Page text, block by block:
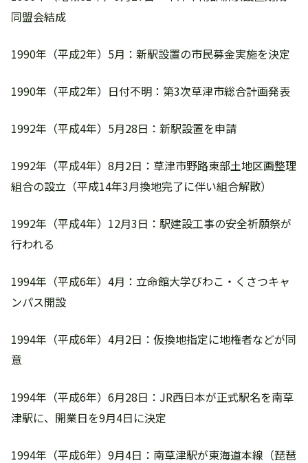
同盟会結成
1990年（平成2年）5月：新駅設置の市民募金実施を決定
1990年（平成2年）日付不明：第3次草津市総合計画発表
1992年（平成4年）5月28日：新駅設置を申請
1992年（平成4年）8月2日：草津市野路東部土地区画整理
組合の設立（平成14年3月換地完了に伴い組合解散）
1992年（平成4年）12月3日：駅建設工事の安全祈願祭が
行われる
1994年（平成6年）4月：立命館大学びわこ・くさつキャ
ンパス開設
1994年（平成6年）4月2日：仮換地指定に地権者などが同
意
1994年（平成6年）6月28日：JR西日本が正式駅名を南草
津駅に、開業日を9月4日に決定
1994年（平成6年）9月4日：南草津駅が東海道本線（琵琶